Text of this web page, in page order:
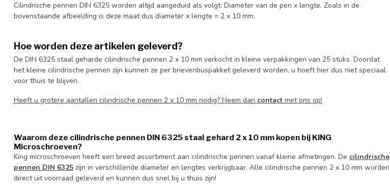
Cilindrische pennen DIN 6325 worden altijd aangeduid als volgt: Diameter van de pen x lengte. Zoals in de
bovenstaande afbeelding is deze maat dus diameter x lengte = 2 x 10 mm.
Hoe worden deze artikelen geleverd?
De DIN 6325 staal geharde cilindrische pennen 2 x 10 mm verkocht in kleine verpakkingen van 25 stuks. Doordat
het kleine cilindrische pennen zijn kunnen ze per brievenbuspakket geleverd worden, u hoeft hier dus niet speciaal
voor thuis te blijven.
Heeft u grotere aantallen cilindrische pennen 2 x 10 mm nodig? Neem dan contact met ons op!
Waarom deze cilindrische pennen DIN 6325 staal gehard 2 x 10 mm kopen bij KING
Microschroeven?
King microschroeven heeft een breed assortiment aan cilindrische pennen vanaf kleine afmetingen. De cilindrische
pennen DIN 6325 zijn in verschillende diameter en lengtes verkrijgbaar. Alle cilindrische pennen 2 x 10 mm worden
direct uit voorraad geleverd en kunnen dus snel bij u thuis zijn!